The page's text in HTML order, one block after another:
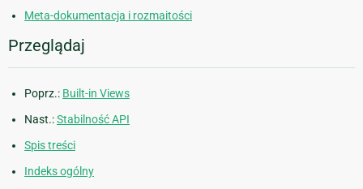
Meta-dokumentacja i rozmaitości
Przeglądaj
Poprz.: Built-in Views
Nast.:Stabilność API
Spis treści
Indeks ogólny